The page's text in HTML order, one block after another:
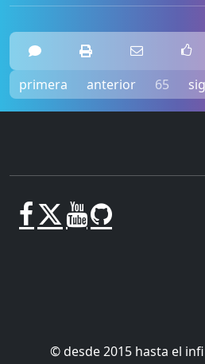
primera anterior 65
© desde 2015 hasta el